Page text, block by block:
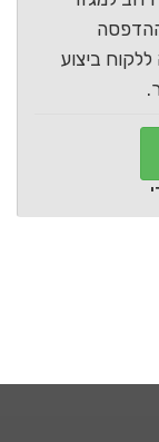
ביצוע